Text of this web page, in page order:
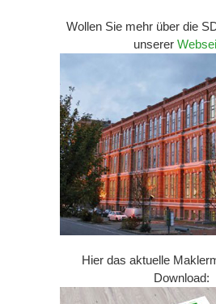
Wollen Sie mehr über die
unserer
Hier das aktuelle
Download: